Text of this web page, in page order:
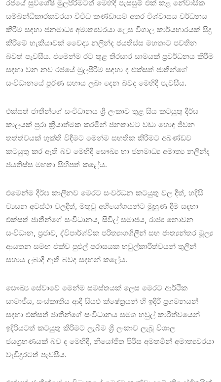
රජයේ සුවිශේෂී මුලපිරීමටත් මෙහිදී පැසසුම් එක් කළ නේවාසික
සම්බන්ධීකාරකවරයා විවිධ කණ්ඩායම් අතර විශ්වාසය වර්ධනය
කිරීම සඳහා ජනමාධ්‍ය අමාත්‍යවරයා ලෙස විශාල කාර්යභාරයක් සිදු
කිරිමේ හැකියාවක් වෛද්‍ය නලින්ද ජයතිස්ස මහතාට පවතින
බවත් පැවසීය. එමෙන්ම රට තුළ තිරසාර සාමයක් ප්‍රවර්ධනය කිරීම
සඳහා වන නව රජයේ මුලපිරීම සඳහා ද එක්සත් ජාතීන්ගේ
සංවිධානයේ පූර්ණ සහාය ලබා දෙන බවද මෙහිදී පැවසීය.
එක්සත් ජාතීන්ගේ සංවිධානය ශ්‍රී ලංකාව තුළ සිය කටයුතු දීර්ඝ
කාලයක් පුරා ක්‍රියාත්මක කරමින් ජනතාවට වඩා හොඳ ජීවන
තත්ත්වයක් භුක්ති විඳීමට මෙන්ම සහතික කිරීමට අඛණ්ඩව
කටයුතු කර ඇති බව මෙහිදී සෞඛ්‍ය හා ජනමාධ්‍ය අමාත්‍ය නලින්ද
ජයතිස්ස මහතා සිහිපත් කළේය.
එමෙන්ම දීර්ඝ කාලීනව මෙරට සංවර්ධන කටයුතු වල දීත්, හදිසි
ව්‍යසන අවස්ථා වලදීත්, මතුවු අභියෝගයන්ට මුහුණ දීම සඳහා
එක්සත් ජාතීන්ගේ සංවිධානය, සිවිල් සමාජය, රාජ්‍ය නොවන
සංවිධාන, ප්‍රජාව, ද්විපාර්ශ්වික පරිත්‍යාගශීලීන් සහ ජාත්‍යන්තර මූල්‍ය
ආයතන සමඟ එක්ව පුළුල් පරාසයක හවුල්කාරිත්වයන් තුලින්
සහාය ලබාදී ඇති බවද සදහන් කලේය.
සෞඛ්‍ය සේවාවේ මෙන්ම සමස්තයක් ලෙස මෙරට ආර්ථික
සාමාජීය, සංස්කෘතිය ආදී සියළු ක්ෂේත්‍රයන් හි ඉදිරි ප්‍රගමනයන්
සදහා එක්සත් ජාතීන්ගේ සංවිධානය සමග හවුල් කාරීත්වයෙන්
ඉදිරියටත් කටයුතු කිරිමට ලැබීම ශ්‍රී ලංකාව ලැබූ විශාල
ජයග්‍රහණයක් බව ද මෙහිදී, නියෝජිත පිරිස අමතමින් අමාත්‍යවරයා
වැඩිදුරටත් පැවසීය.